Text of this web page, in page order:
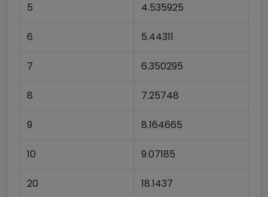
5 4.535925
6 5.44311
7 6.350295
8 7.25748
9 8.164665
10 9.07185
20 18.1437